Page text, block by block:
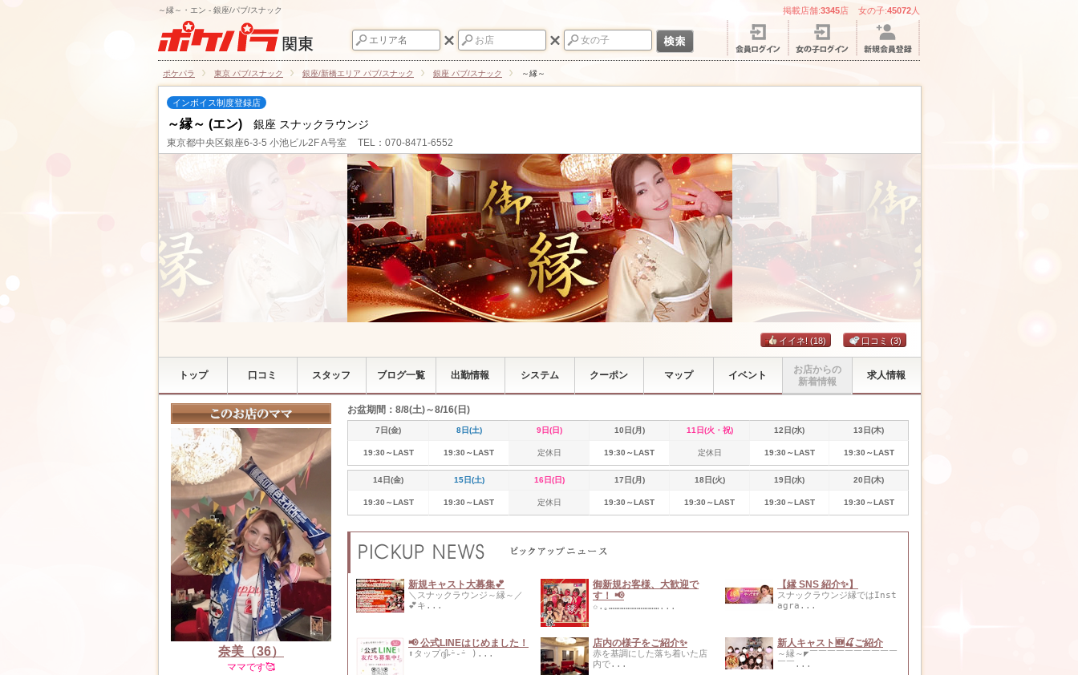
～縁～・エン - 銀座/パブ/スナック 掲載店舗:3345店 女の子:45072 人
ポケパラ 東京 パブ/スナック 銀座/新橋エリア パブ/スナック 銀座 パブ/スナック ～縁～
インボイス制度登録店
～縁～ (エン) 銀座 スナックラウンジ
東京都中央区銀座6-3-5 小池ビル2F A号室 TEL：070-8471-6552
イイネ! (18) 口コミ (3)
トップ 口コミ スタッフ ブログ一覧 出勤情報 システム クーポン マップ イベント
お店からの
新着情報
求人情報
お盆期間：8/8(土)～8/16(日)
7日(金) 8日(土) 9日(日) 10日(月) 11日(火・祝) 12日(水) 13日(木)
19:30～LAST 19:30～LAST 定休日 19:30～LAST 定休日 19:30～LAST 19:30～LAST
14日(金) 15日(土) 16日(日) 17日(月) 18日(火) 19日(水) 20日(木)
19:30～LAST 19:30～LAST 定休日 19:30～LAST 19:30～LAST 19:30～LAST 19:30～LAST
新規キャスト大募集💕
＼スナックラウンジ～縁～／
💕キ...
御新規お客様、大歓迎で
す！ 📢
✩.｡………………………...
【縁 SNS 紹介✨】
スナックラウンジ縁ではInst
agra...
📢 公式LINEはじめました！
⬆️タップദ്ദി˶ｰ̀֊ｰ́ )...
店内の様子をご紹介✨
赤を基調にした落ち着いた店
内で...
新人キャスト🆕🍒ご紹介
～縁～◤￣￣￣￣￣￣￣￣￣￣
￣￣...
奈美（36）
ママです🥰